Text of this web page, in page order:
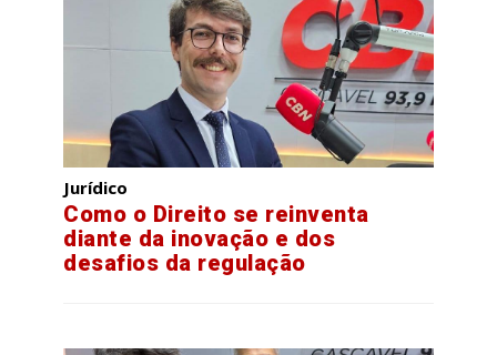
Jurídico
Como o Direito se reinventa
diante da inovação e dos
desafios da regulação